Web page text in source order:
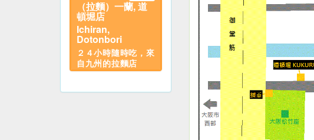
（拉麵）一蘭, 道
頓堀店
Ichiran,
Dotonbori
２４小時隨時吃，來
自九州的拉麵店